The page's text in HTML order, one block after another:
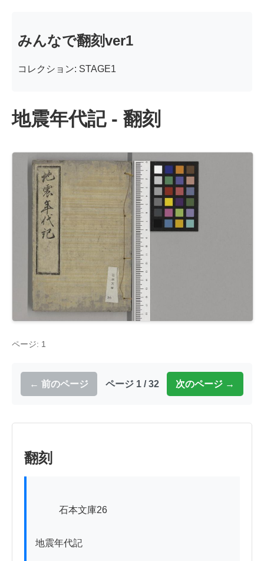
みんなで翻刻ver1
コレクション: STAGE1
地震年代記 - 翻刻
ページ: 1
← 前のページ ページ 1 / 32 次のページ →
翻刻
地震年代記